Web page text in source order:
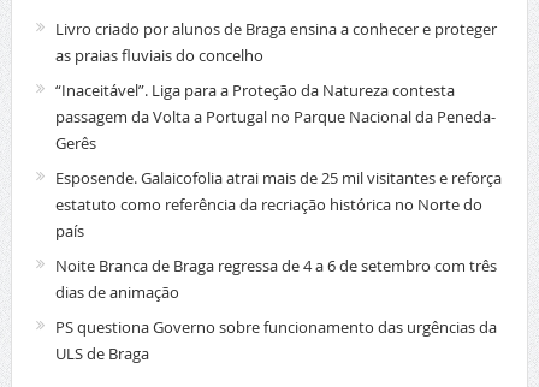
Livro criado por alunos de Braga ensina a conhecer e proteger
as praias fluviais do concelho
“Inaceitável”. Liga para a Proteção da Natureza contesta
passagem da Volta a Portugal no Parque Nacional da Peneda-
Gerês
Esposende. Galaicofolia atrai mais de 25 mil visitantes e reforça
estatuto como referência da recriação histórica no Norte do
país
Noite Branca de Braga regressa de 4 a 6 de setembro com três
dias de animação
PS questiona Governo sobre funcionamento das urgências da
ULS de Braga